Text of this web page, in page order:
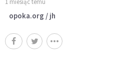
opoka.org / jh